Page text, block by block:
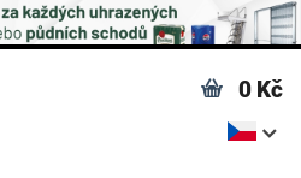
0 Kč